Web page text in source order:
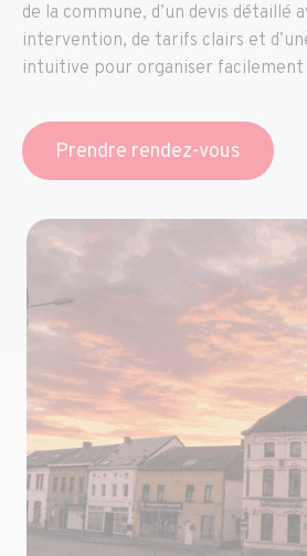
de la commune, d’un devis détaillé
intervention, de tarifs clairs et
intuitive pour organiser facilement
Prendre rendez-vous